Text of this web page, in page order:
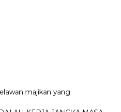
majikan yang